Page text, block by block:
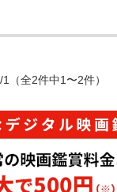
1 （全2件中1〜2件）